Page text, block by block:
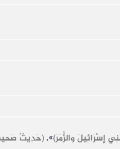
إِسْرَائِيلَ والزُّمَرَ)»
.(حَدِيثٌ